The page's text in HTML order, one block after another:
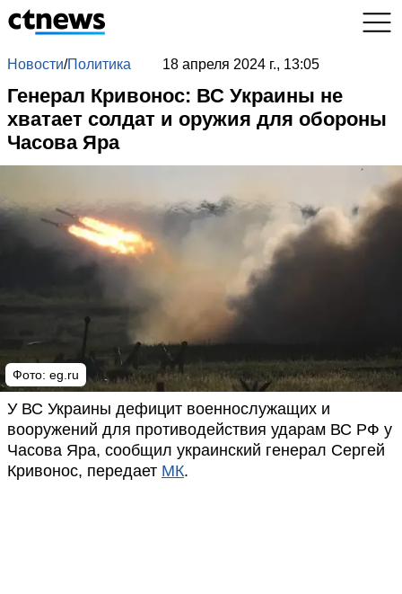
Новости/Политика 18 апреля 2024 г., 13:05
Генерал Кривонос: ВС Украины не
хватает солдат и оружия для обороны
Часова Яра
Фото: eg.ru
У ВС Украины дефицит военнослужащих и
вооружений для противодействия ударам ВС РФ у
Часова Яра, сообщил украинский генерал Сергей
Кривонос, передает МК.